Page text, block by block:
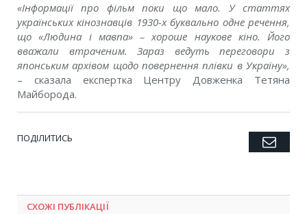
«Інформації про фільм поки що мало. У статтях
українських кінознавців 1930-х буквально одне речення,
що «Людина і мавпа» – хороше наукове кіно. Його
вважали втраченим. Зараз ведуть переговори з
японським архівом щодо повернення плівки в Україну»,
– сказала експертка Центру Довженка Тетяна
Майборода.
ПОДІЛИТИСЬ Twitter
Facebook
Google+
Pinterest
LinkedIn
Tumblr
СХОЖІ ПУБЛІКАЦІЇ